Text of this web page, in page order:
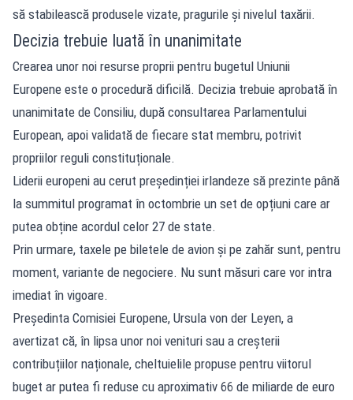
să stabilească produsele vizate, pragurile și nivelul taxării.
Decizia trebuie luată în unanimitate
Crearea unor noi resurse proprii pentru bugetul Uniunii
Europene este o procedură dificilă. Decizia trebuie aprobată în
unanimitate de Consiliu, după consultarea Parlamentului
European, apoi validată de fiecare stat membru, potrivit
propriilor reguli constituționale.
Liderii europeni au cerut președinției irlandeze să prezinte până
la summitul programat în octombrie un set de opțiuni care ar
putea obține acordul celor 27 de state.
Prin urmare, taxele pe biletele de avion și pe zahăr sunt, pentru
moment, variante de negociere. Nu sunt măsuri care vor intra
imediat în vigoare.
Președinta Comisiei Europene, Ursula von der Leyen, a
avertizat că, în lipsa unor noi venituri sau a creșterii
contribuțiilor naționale, cheltuielile propuse pentru viitorul
buget ar putea fi reduse cu aproximativ 66 de miliarde de euro